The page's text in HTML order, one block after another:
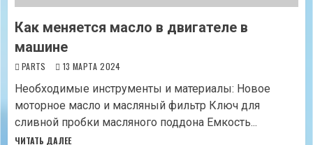
Как меняется масло в двигателе в
машине
PARTS 13 МАРТА 2024
Необходимые инструменты и материалы: Новое
моторное масло и масляный фильтр Ключ для
сливной пробки масляного поддона Емкость...
ЧИТАТЬ ДАЛЕЕ